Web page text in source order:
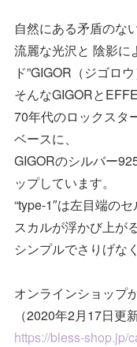
自然にある矛盾のな
流麗な光沢と 陰影に
ド”GIGOR（ジゴロウ
そんなGIGORと
70年代のロックスタ
ベースに、
GIGORのシルバー
ップしています。
“type-1″は左目端の
スカルが浮かび上が
シンプルでさりげな
オンラインショップ
（2020年2月17日更新
https://bless-shop.jp/